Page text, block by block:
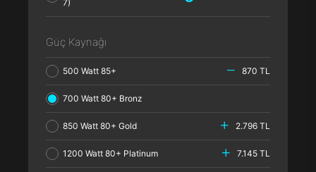
7)
Güç Kaynağı
500 Watt 85+ 870 TL
700 Watt 80+ Bronz
850 Watt 80+ Gold 2.796 TL
1200 Watt 80+ Platinum 7.145 TL